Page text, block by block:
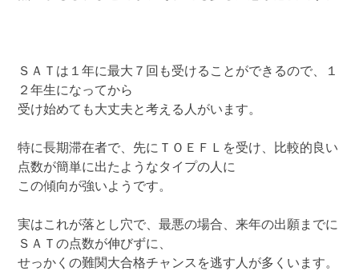
ＳＡＴは１年に最大７回も受けることができるので、１
２年生になってから
受け始めても大丈夫と考える人がいます。
特に長期滞在者で、先にＴＯＥＦＬを受け、比較的良い
点数が簡単に出たようなタイプの人に
この傾向が強いようです。
実はこれが落とし穴で、最悪の場合、来年の出願までに
ＳＡＴの点数が伸びずに、
せっかくの難関大合格チャンスを逃す人が多くいます。